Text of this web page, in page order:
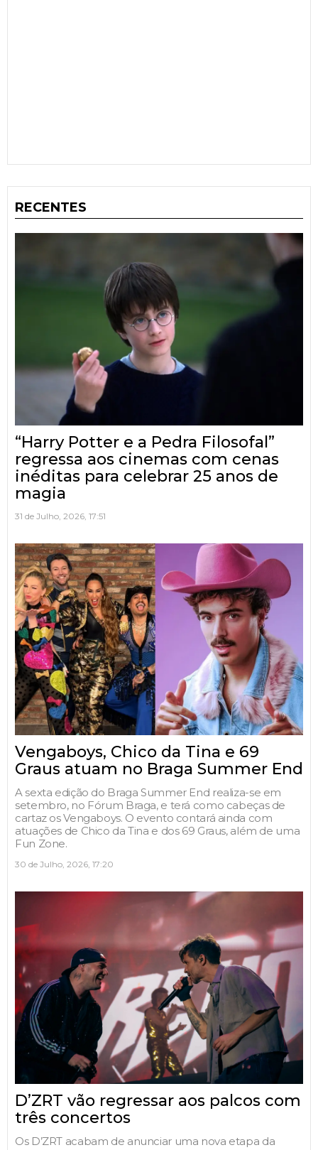
RECENTES
“Harry Potter e a Pedra Filosofal”
regressa aos cinemas com cenas
inéditas para celebrar 25 anos de
magia
31 de Julho, 2026, 17:51
Vengaboys, Chico da Tina e 69
Graus atuam no Braga Summer End
A sexta edição do Braga Summer End realiza-se em
setembro, no Fórum Braga, e terá como cabeças de
cartaz os Vengaboys. O evento contará ainda com
atuações de Chico da Tina e dos 69 Graus, além de uma
Fun Zone.
30 de Julho, 2026, 17:20
D’ZRT vão regressar aos palcos com
três concertos
Os D’ZRT acabam de anunciar uma nova etapa da